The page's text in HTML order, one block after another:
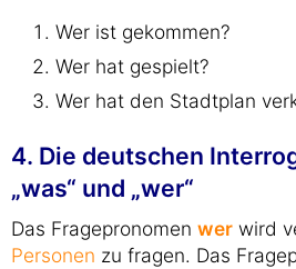
Wer ist gekommen?
Wer hat gespielt?
Wer hat den Stadtplan
4. Die deutschen
„was“ und „wer“
Das Fragepronomen wer wird
Personen zu fragen. Das